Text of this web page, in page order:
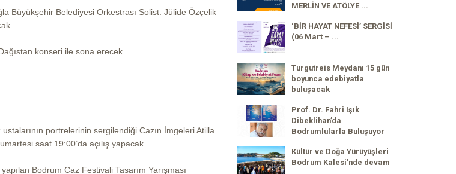
Büyükşehir Belediyesi Orkestrası Solist: Jülide Özçelik
konseri ile sona erecek.
portrelerinin sergilendiği Cazın İmgeleri Atilla
saat 19:00’da açılış yapacak.
Bodrum Caz Festivali Tasarım Yarışması
MERLİN VE ATÖLYE ...
‘BİR HAYAT NEFESİ’ SERGİSİ
(06 Mart – ...
Turgutreis Meydanı 15 gün
boyunca edebiyatla
buluşacak
Prof. Dr. Fahri Işık
Dibeklihan’da
Bodrumlularla Buluşuyor
Kültür ve Doğa Yürüyüşleri
Bodrum Kalesi’nde devam